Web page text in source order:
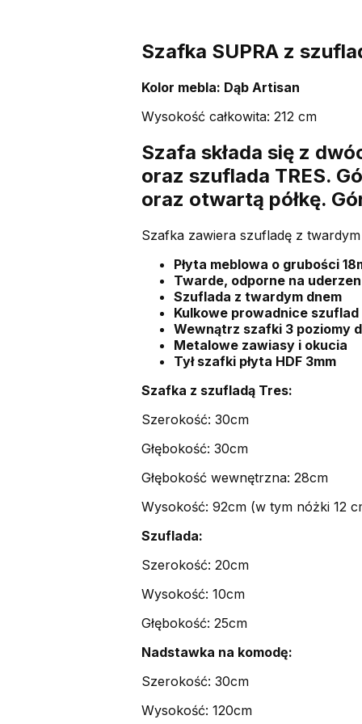
Szafka SUPRA z
Kolor mebla: Dąb Artisan
Wysokość całkowita: 212 cm
Szafa składa się z
oraz szuflada TRES.
oraz otwartą półkę.
Szafka zawiera szufladę z
Płyta meblowa o grubości
Twarde, odporne na
Szuflada z twardym dnem
Kulkowe prowadnice szuflad
Wewnątrz szafki 3 poziomy
Metalowe zawiasy i okucia
Tył szafki płyta HDF 3mm
Szafka z szufladą Tres:
Szerokość: 30cm
Głębokość: 30cm
Głębokość wewnętrzna: 28cm
Wysokość: 92cm (w tym nóżki 12
Szuflada:
Szerokość: 20cm
Wysokość: 10cm
Głębokość: 25cm
Nadstawka na komodę:
Szerokość: 30cm
Wysokość: 120cm